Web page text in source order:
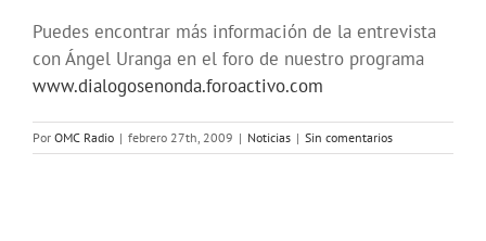
Puedes encontrar más información de la entrevista
con Ángel Uranga en el foro de nuestro programa
www.dialogosenonda.foroactivo.com
Por OMC Radio | febrero 27th, 2009 | Noticias | Sin comentarios